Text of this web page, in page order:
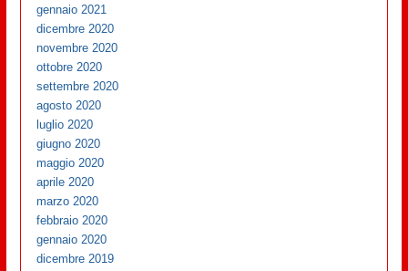
gennaio 2021
dicembre 2020
novembre 2020
ottobre 2020
settembre 2020
agosto 2020
luglio 2020
giugno 2020
maggio 2020
aprile 2020
marzo 2020
febbraio 2020
gennaio 2020
dicembre 2019